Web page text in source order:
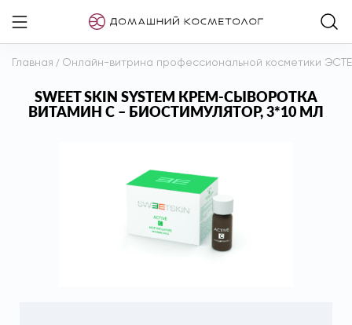
Главная / Онлайн-витрина профессиональной косметики
SWEET SKIN SYSTEM КРЕМ-СЫВОРОТКА
ВИТАМИН С – БИОСТИМУЛЯТОР, 3*10 МЛ